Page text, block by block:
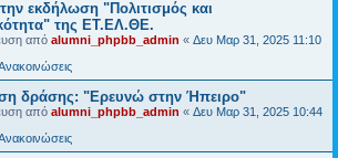
εκδήλωση "Πολιτισμός και
της ΕΤ.ΕΛ.ΘΕ.
από alumni_phpbb_admin « Δευ Μαρ 31, 2025 11:10
δράσης: "Ερευνώ στην Ήπειρο"
από alumni_phpbb_admin « Δευ Μαρ 31, 2025 10:44